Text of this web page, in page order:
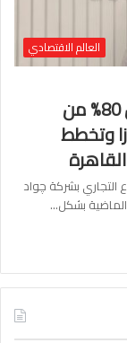
العالم الاقتصادي
چواد للتطوير العقاري تستكمل 80% من
وتخطط
التجاري بشركة چواد
الماضية بشكل…